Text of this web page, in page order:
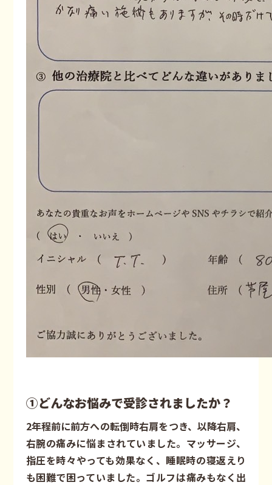
①どんなお悩みで受診されましたか？
2年程前に前方への転倒時右肩をつき、以降右肩、
右腕の痛みに悩まされていました。マッサージ、
指圧を時々やっても効果なく、睡眠時の寝返えり
も困難で困っていました。ゴルフは痛みもなく出